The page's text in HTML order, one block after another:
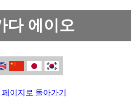
다 에이오
페이지로 돌아가기